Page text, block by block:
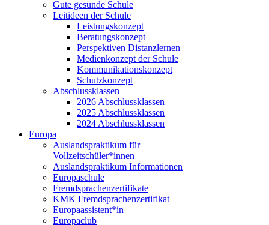
Gute gesunde Schule
Leitideen der Schule
Leistungskonzept
Beratungskonzept
Perspektiven Distanzlernen
Medienkonzept der Schule
Kommunikationskonzept
Schutzkonzept
Abschlussklassen
2026 Abschlussklassen
2025 Abschlussklassen
2024 Abschlussklassen
Europa
Auslandspraktikum für
Vollzeitschüler*innen
Auslandspraktikum Informationen
Europaschule
Fremdsprachenzertifikate
KMK Fremdsprachenzertifikat
Europaassistent*in
Europaclub